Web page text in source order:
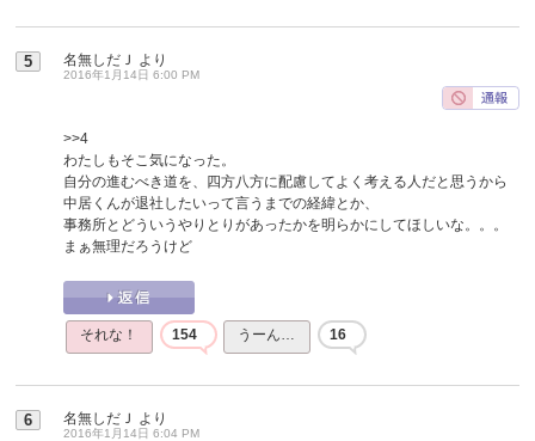
5 名無しだＪ より
2016年1月14日 6:00 PM
>>4
わたしもそこ気になった。
自分の進むべき道を、四方八方に配慮してよく考える人だと思うから
中居くんが退社したいって言うまでの経緯とか、
事務所とどういうやりとりがあったかを明らかにしてほしいな。。。
まぁ無理だろうけど
それな！ 154 うーん… 16
6 名無しだＪ より
2016年1月14日 6:04 PM